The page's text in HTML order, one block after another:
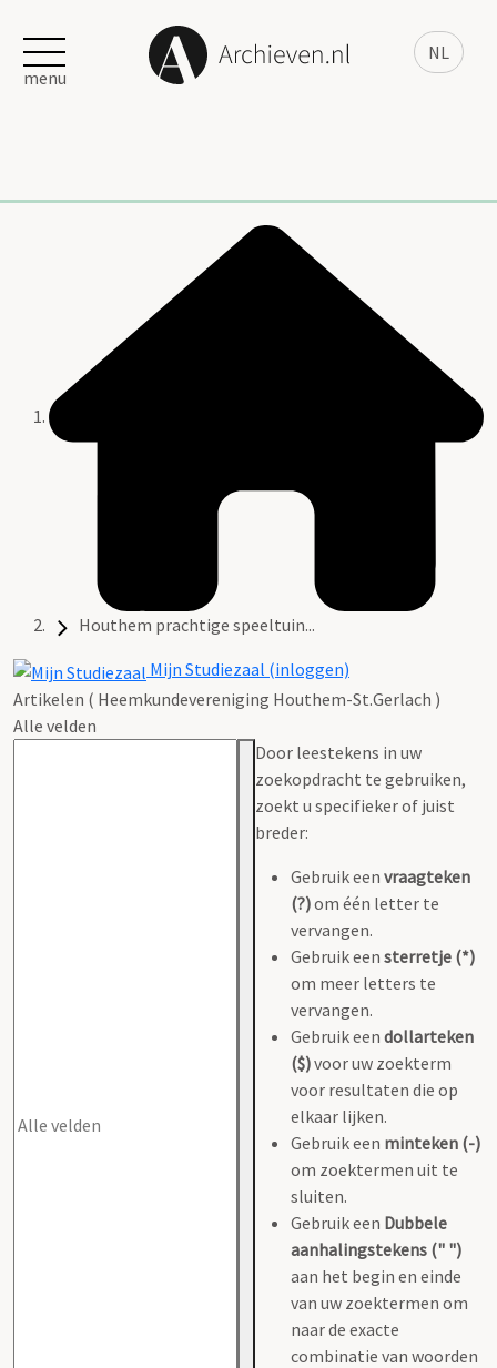
NL
menu
Houthem prachtige speeltuin...
Mijn Studiezaal (inloggen)
Artikelen ( Heemkundevereniging Houthem-St.Gerlach )
Alle velden
Door leestekens in uw
zoekopdracht te gebruiken,
zoekt u specifieker of juist
breder:
Gebruik een vraagteken
(?)om één letter te
vervangen.
Gebruik een sterretje (*)
om meer letters te
vervangen.
Gebruik een dollarteken
($)voor uw zoekterm
voor resultaten die op
elkaar lijken.
Gebruik een minteken (-)
om zoektermen uit te
sluiten.
Gebruik een Dubbele
aanhalingstekens (" ")
aan het begin en einde
van uw zoektermen om
naar de exacte
combinatie van woorden